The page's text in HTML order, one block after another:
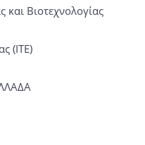
και Βιοτεχνολογίας
(ΙΤΕ)